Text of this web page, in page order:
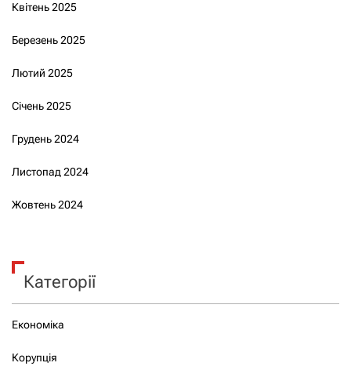
Квітень 2025
Березень 2025
Лютий 2025
Січень 2025
Грудень 2024
Листопад 2024
Жовтень 2024
Категорії
Економіка
Корупція